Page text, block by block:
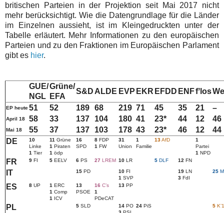
britischen Parteien in der Projektion seit Mai 2017 nicht
mehr berücksichtigt. Wie die Datengrundlage für die Länder
im Einzelnen aussieht, ist im Kleingedruckten unter der
Tabelle erläutert. Mehr Informationen zu den europäischen
Parteien und zu den Fraktionen im Europäischen Parlament
gibt es hier.
GUE/
NGL
Grüne/
EFA
S&D ALDE EVP EKR EFDD ENFfʼlos
EP heute51 52 189 68 219 71 45 35 21 –
April 18 58 33 137 104 180 41 23* 44 12 46
Mai 18 55 37 137 103 178 43 23* 46 12
44
DE
10
Linke
1 Tier
11 Grüne
1 Piraten
1 ödp
16
SPD
8 FDP
1 FW
31
Union
1
Familie
13AfD
1
Partei
1 NPD
FR 9 FI 5 EELV 6 PS 27 LREM 10 LR 5 DLF 12 FN
IT 15 PD 10 FI
1 SVP
19 LN
3 FdI
25
ES 8 UP 1 ERC
1 Comp
1 ICV
13
PSOE
16 Cʼs
1
PDeCAT
13 PP
PL 5 SLD 14 PO 24 PiS 5